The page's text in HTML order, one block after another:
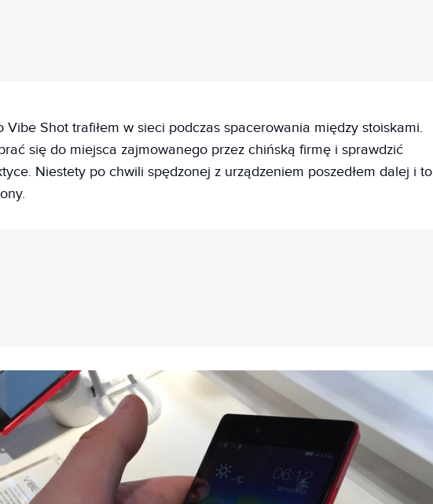
Vibe Shot trafiłem w sieci podczas spacerowania między stoiskami.
się do miejsca zajmowanego przez chińską firmę i sprawdzić
Niestety po chwili spędzonej z urządzeniem poszedłem dalej i to